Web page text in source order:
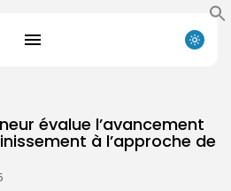
évalue l’avancement
à l’approche de